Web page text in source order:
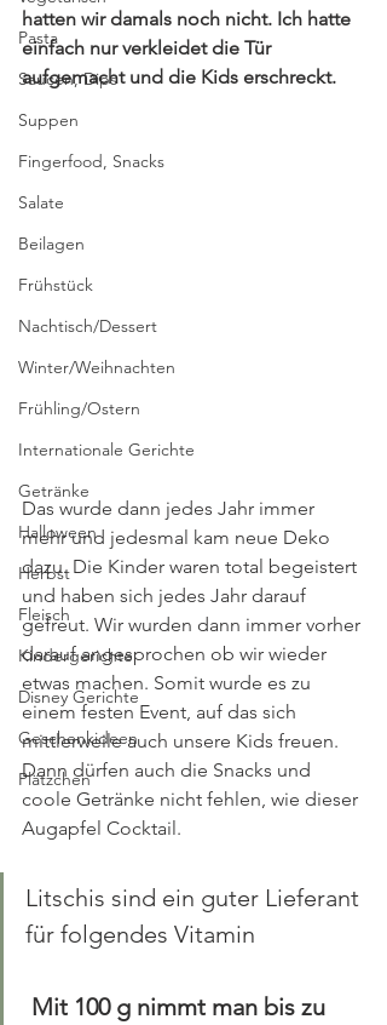
Pasta
Saucen, Dips
Suppen
Fingerfood, Snacks
Salate
Beilagen
Frühstück
Nachtisch/Dessert
Winter/Weihnachten
Frühling/Ostern
Internationale Gerichte
Getränke
Halloween
Herbst
Fleisch
Kindergerichte
Disney Gerichte
Geschenkideen
Plätzchen
hatten wir damals noch nicht. Ich hatte
einfach nur verkleidet die Tür
aufgemacht und die Kids erschreckt.
Das wurde dann jedes Jahr immer
mehr und jedesmal kam neue Deko
dazu. Die Kinder waren total begeistert
und haben sich jedes Jahr darauf
gefreut. Wir wurden dann immer vorher
darauf angesprochen ob wir wieder
etwas machen. Somit wurde es zu
einem festen Event, auf das sich
mittlerweile auch unsere Kids freuen.
Dann dürfen auch die Snacks und
coole Getränke nicht fehlen, wie dieser
Augapfel Cocktail.
Litschis sind ein guter Lieferant
für folgendes Vitamin
Mit 100 g nimmt man bis zu